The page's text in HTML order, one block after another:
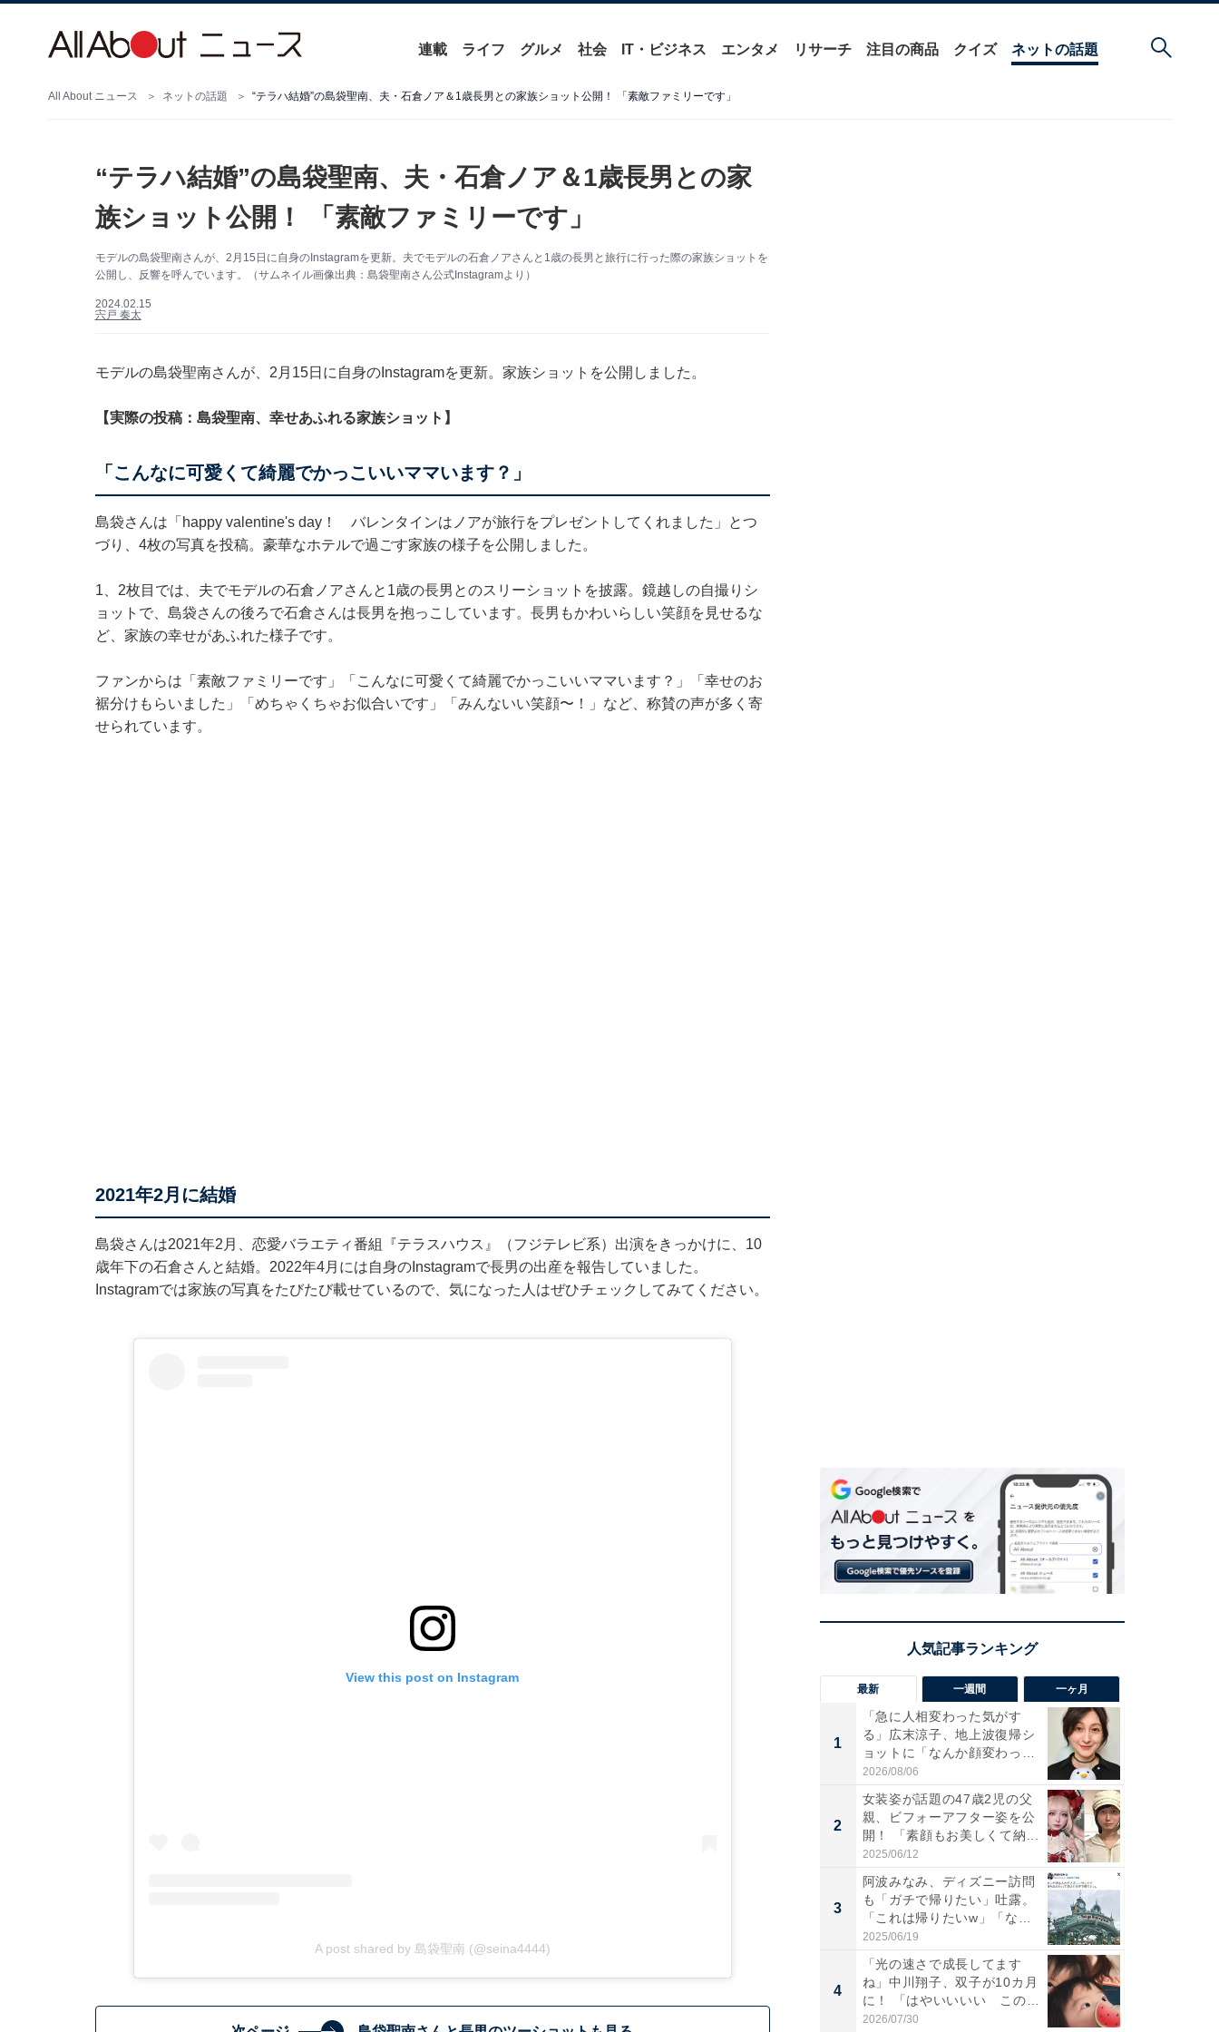
連載 ライフ グルメ 社会 IT・ビジネス エンタメ リサーチ 注目の商品 クイズ ネットの話題
All About ニュース ネットの話題 “テラハ結婚”の島袋聖南、夫・石倉ノア＆1歳長男との家族ショット公開！ 「素敵ファミリーです」
“テラハ結婚”の島袋聖南、夫・石倉ノア＆1歳長男との家
族ショット公開！ 「素敵ファミリーです」
モデルの島袋聖南さんが、2月15日に自身のInstagramを更新。夫でモデルの石倉ノアさんと1歳の長男と旅行に行った際の家族ショットを
公開し、反響を呼んでいます。（サムネイル画像出典：島袋聖南さん公式Instagramより）
2024.02.15
宍戸 奏太
モデルの島袋聖南さんが、2月15日に自身のInstagramを更新。家族ショットを公開しました。
【実際の投稿：島袋聖南、幸せあふれる家族ショット】
「こんなに可愛くて綺麗でかっこいいママいます？」
島袋さんは「happy valentine's day！ バレンタインはノアが旅行をプレゼントしてくれました」とつ
づり、4枚の写真を投稿。豪華なホテルで過ごす家族の様子を公開しました。
1、2枚目では、夫でモデルの石倉ノアさんと1歳の長男とのスリーショットを披露。鏡越しの自撮りシ
ョットで、島袋さんの後ろで石倉さんは長男を抱っこしています。長男もかわいらしい笑顔を見せるな
ど、家族の幸せがあふれた様子です。
ファンからは「素敵ファミリーです」「こんなに可愛くて綺麗でかっこいいママいます？」「幸せのお
裾分けもらいました」「めちゃくちゃお似合いです」「みんないい笑顔〜！」など、称賛の声が多く寄
せられています。
2021年2月に結婚
島袋さんは2021年2月、恋愛バラエティ番組『テラスハウス』（フジテレビ系）出演をきっかけに、10
歳年下の石倉さんと結婚。2022年4月には自身のInstagramで長男の出産を報告していました。
Instagramでは家族の写真をたびたび載せているので、気になった人はぜひチェックしてみてください。
View this post on Instagram
A post shared by 島袋聖南 (@seina4444)
最新 一週間 一ヶ月
1
「急に人相変わった気がす
る」広末涼子、地上波復帰シ
ョットに「なんか顔変わっ
た」の...
2026/08/06
2
女装姿が話題の47歳2児の父
親、ビフォーアフター姿を公
開！ 「素顔もお美しくて納...
2025/06/12
3
阿波みなみ、ディズニー訪問
も「ガチで帰りたい」吐露。
「これは帰りたいw」「なん
ち...
2025/06/19
4
「光の速さで成長してます
ね」中川翔子、双子が10カ月
に！ 「はやいいいい この
前...
2026/07/30